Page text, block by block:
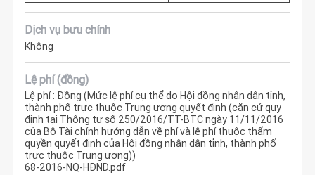
Dịch vụ bưu chính
Không
Lệ phí (đồng)
Lệ phí : Đồng (Mức lệ phí cụ thể do Hội đồng nhân dân tỉnh,
thành phố trực thuộc Trung ương quyết định (căn cứ quy
định tại Thông tư số 250/2016/TT-BTC ngày 11/11/2016
của Bộ Tài chính hướng dẫn về phí và lệ phí thuộc thẩm
quyền quyết định của Hội đồng nhân dân tỉnh, thành phố
trực thuộc Trung ương))
68-2016-NQ-HĐND.pdf